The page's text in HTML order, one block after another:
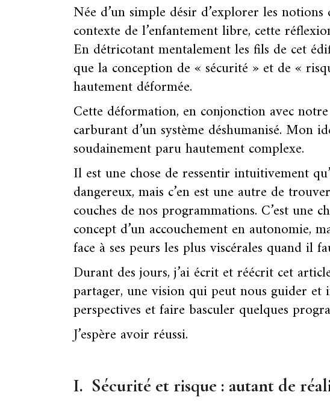
Née d’un simple désir d’explorer les
contexte de l’enfantement libre, cette
En détricotant mentalement les fils de cet
que la conception de « sécurité » et de «
hautement déformée.
Cette déformation, en conjonction avec
carburant d’un système déshumanisé. Mon
soudainement paru hautement complexe.
Il est une chose de ressentir intuitivement
dangereux, mais c’en est une autre de
couches de nos programmations. C’est une
concept d’un accouchement en autonomie,
face à ses peurs les plus viscérales quand il
Durant des jours, j’ai écrit et réécrit cet
partager, une vision qui peut nous guider
perspectives et faire basculer quelques
J’espère avoir réussi.
I. Sécurité et risque : autant de